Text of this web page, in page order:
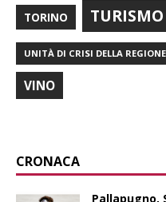
TORINO TURISMO
UNITÀ DI CRISI DELLA
VINO
CRONACA
Pallapugno,